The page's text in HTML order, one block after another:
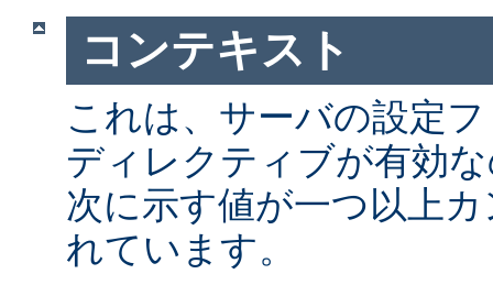
コンテキスト
これは、サーバの設定
ディレクティブが有効
次に示す値が一つ以上
れています。